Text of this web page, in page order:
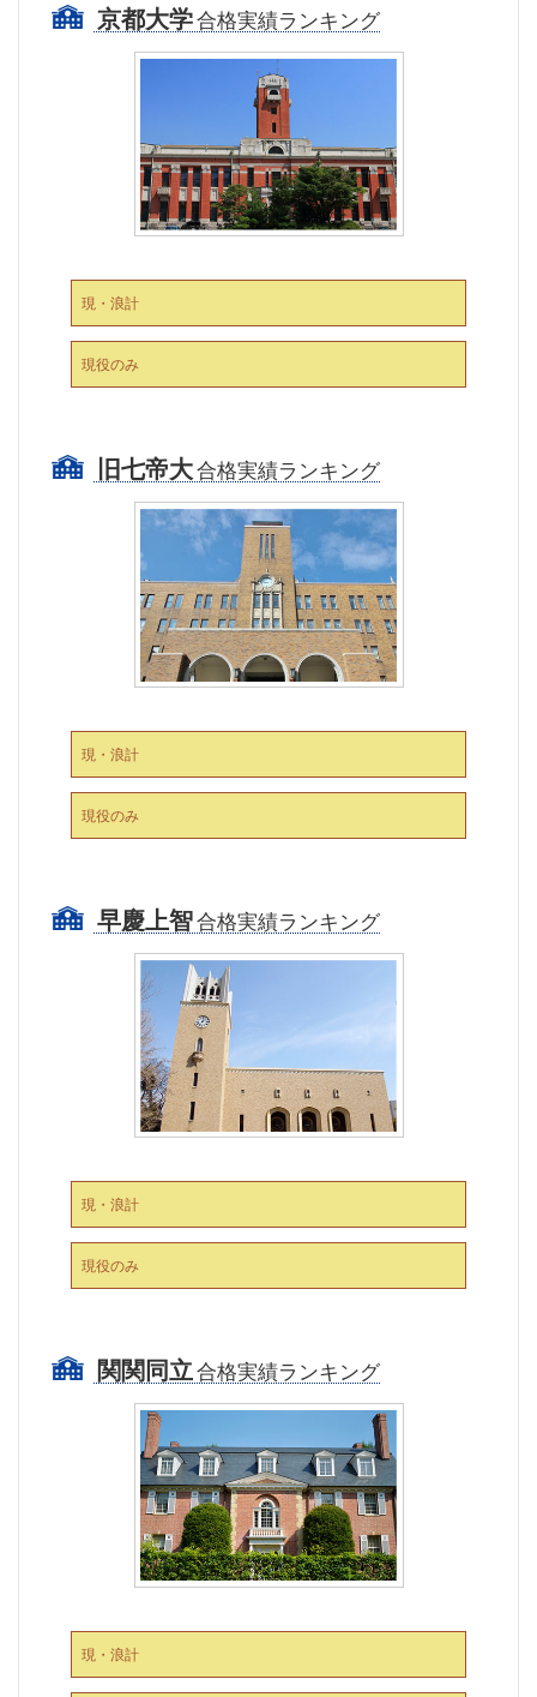
京都大学合格実績ランキング
現・浪計
現役のみ
旧七帝大合格実績ランキング
現・浪計
現役のみ
早慶上智合格実績ランキング
現・浪計
現役のみ
関関同立合格実績ランキング
現・浪計